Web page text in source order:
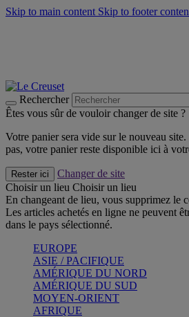
Skip to main content Skip to footer
Rechercher
Êtes vous sûr de vouloir changer de site ?
Votre panier sera vide sur le nouveau
pas, votre panier reste disponible ici à
Rester ici
Changer de site
Choisir un lieu Choisir un lieu
En changeant de lieu, vous supprimez le
Les articles achetés en ligne ne peuvent
dans le pays sélectionné.
EUROPE
ASIE / PACIFIQUE
AMÉRIQUE DU NORD
AMÉRIQUE DU SUD
MOYEN-ORIENT
AFRIQUE